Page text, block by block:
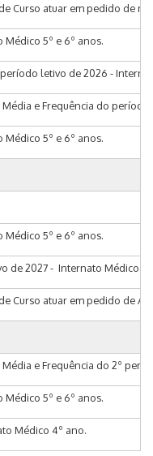
Curso atuar em pedido de
5º e 6º anos.
letivo de 2026 -
e Frequência do
5º e 6º anos.
5º e 6º anos.
de 2027 - Internato Médico
Curso atuar em pedido de
e Frequência do 2º
5º e 6º anos.
Médico 4º ano.